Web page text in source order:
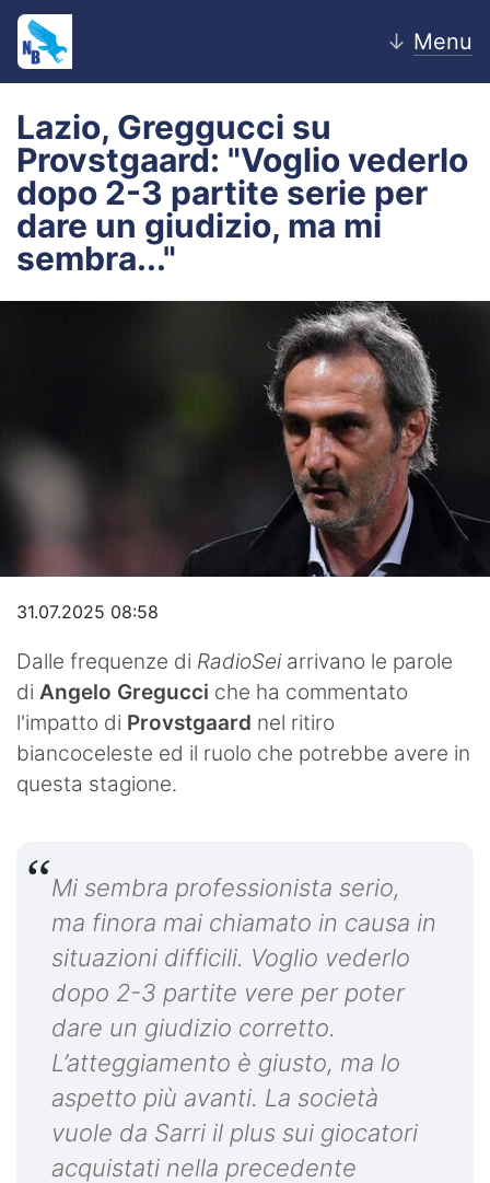
↓ Menu
Home
News
Editoriale
Calciomercato
Lazio, Greggucci su
Provstgaard: "Voglio vederlo
dopo 2-3 partite serie per
dare un giudizio, ma mi
sembra..."
31.07.2025 08:58
Dalle frequenze di RadioSei arrivano le parole
di Angelo Gregucci che ha commentato
l'impatto di Provstgaard nel ritiro
biancoceleste ed il ruolo che potrebbe avere in
questa stagione.
Mi sembra professionista serio,
ma finora mai chiamato in causa in
situazioni difficili. Voglio vederlo
dopo 2-3 partite vere per poter
dare un giudizio corretto.
L’atteggiamento è giusto, ma lo
aspetto più avanti. La società
vuole da Sarri il plus sui giocatori
acquistati nella precedente